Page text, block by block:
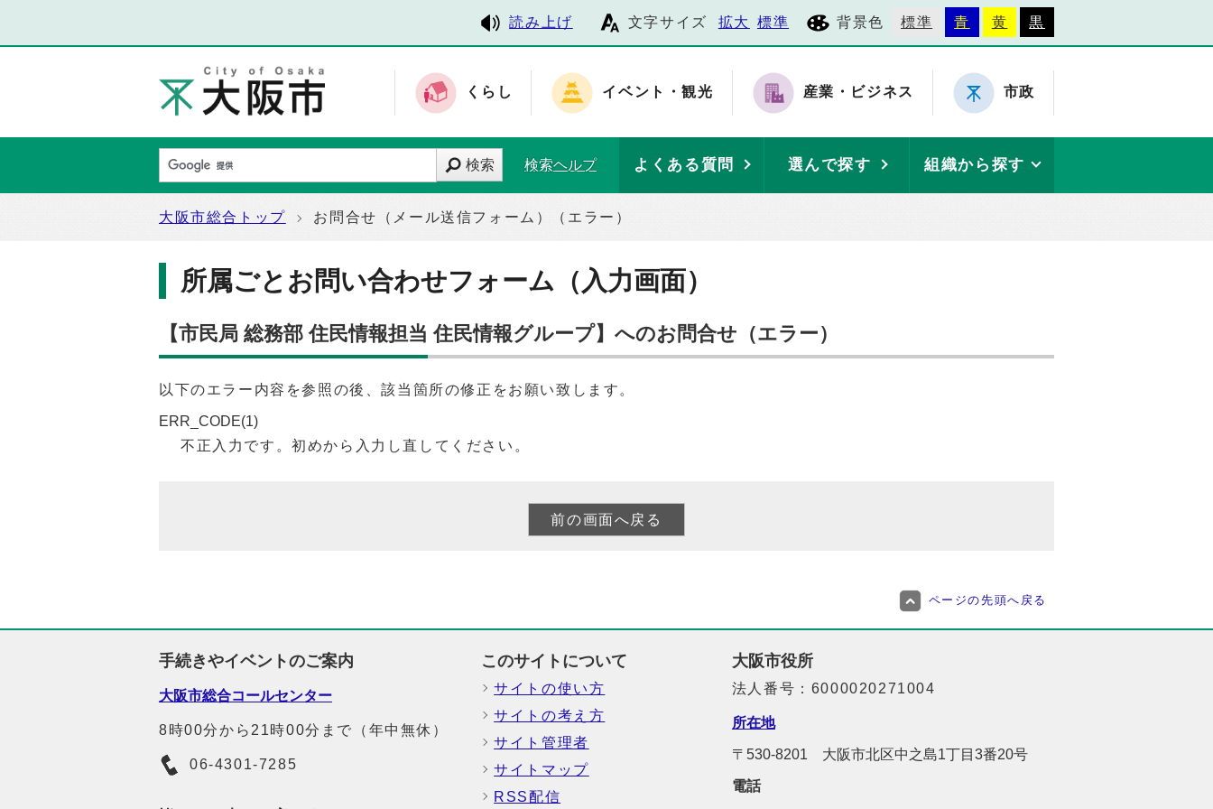
読み上げ 文字サイズ 拡大 標準 背景色 標準 青 黄 黒
くらし イベント・観光 産業・ビジネス 市政
検索 検索ヘルプ よくある質問 選んで探す 組織から探す
大阪市総合トップ お問合せ（メール送信フォーム）（エラー）
所属ごとお問い合わせフォーム（入力画面）
【市民局 総務部 住民情報担当 住民情報グループ】へのお問合せ（エラー）
以下のエラー内容を参照の後、該当箇所の修正をお願い致します。
ERR_CODE(1)
不正入力です。初めから入力し直してください。
ページの先頭へ戻る
手続きやイベントのご案内
大阪市総合コールセンター
8時00分から21時00分まで（年中無休）
06-4301-7285
このサイトについて
サイトの使い方
サイトの考え方
サイト管理者
サイトマップ
RSS配信
大阪市役所
法人番号：6000020271004
所在地
〒530-8201 大阪市北区中之島1丁目3番20号
電話